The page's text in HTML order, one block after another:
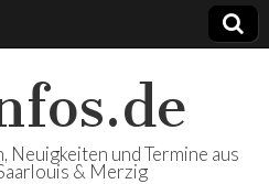
Neuigkeiten und Termine aus
& Merzig